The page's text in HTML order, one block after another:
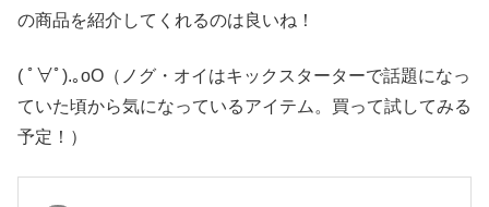
の商品を紹介してくれるのは良いね！
( ﾟ∀ﾟ).｡oO（ノグ・オイはキックスターターで話題になっ
ていた頃から気になっているアイテム。買って試してみる
予定！）